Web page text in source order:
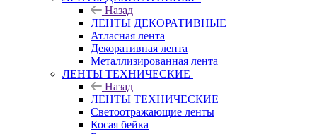
Назад
ЛЕНТЫ ДЕКОРАТИВНЫЕ
Атласная лента
Декоративная лента
Металлизированная лента
ЛЕНТЫ ТЕХНИЧЕСКИЕ
Назад
ЛЕНТЫ ТЕХНИЧЕСКИЕ
Светоотражающие ленты
Косая бейка